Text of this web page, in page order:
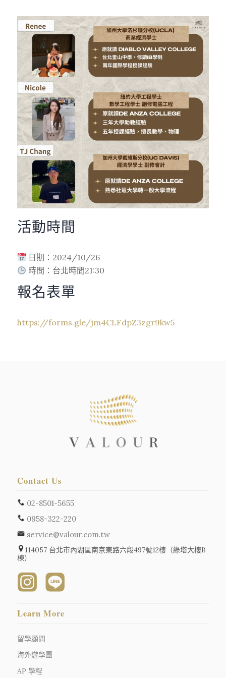
活動時間
日期：2024/10/26
時間：台北時間21:30
報名表單
https://forms.gle/jm4CLFdpZ3zgr9kw5
Contact Us
02-8501-5655
0958-322-220
service@valour.com.tw
114057 台北市內湖區南京東路六段497號12樓（綠塔大樓B
棟）
Learn More
留學顧問
海外遊學團
AP 學程